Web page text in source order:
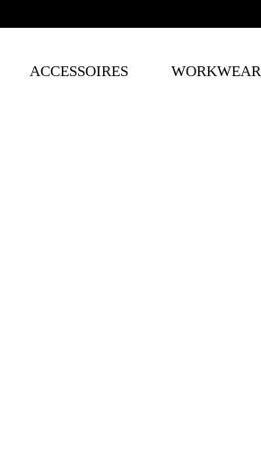
ACCESSOIRES WORKWEAR